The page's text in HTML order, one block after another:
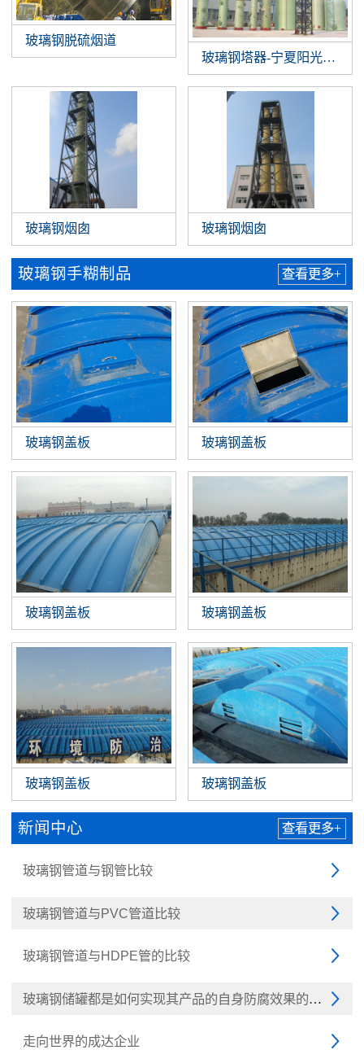
玻璃钢脱硫烟道
玻璃钢塔器-宁夏阳光硅业
玻璃钢烟囱 玻璃钢烟囱
玻璃钢手糊制品 查看更多+
玻璃钢盖板 玻璃钢盖板
玻璃钢盖板 玻璃钢盖板
玻璃钢盖板 玻璃钢盖板
新闻中心 查看更多+

玻璃钢管道与钢管比较

玻璃钢管道与PVC管道比较

玻璃钢管道与HDPE管的比较

玻璃钢储罐都是如何实现其产品的自身防腐效果的呢？

走向世界的成达企业